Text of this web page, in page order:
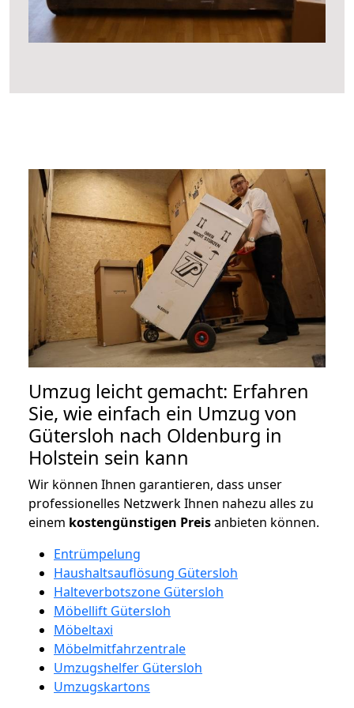
Umzug leicht gemacht: Erfahren
Sie, wie einfach ein Umzug von
Gütersloh nach Oldenburg in
Holstein sein kann
Wir können Ihnen garantieren, dass unser
professionelles Netzwerk Ihnen nahezu alles zu
einem kostengünstigen Preisanbieten können.
Entrümpelung
Haushaltsauflösung Gütersloh
Halteverbotszone Gütersloh
Möbellift Gütersloh
Möbeltaxi
Möbelmitfahrzentrale
Umzugshelfer Gütersloh
Umzugskartons